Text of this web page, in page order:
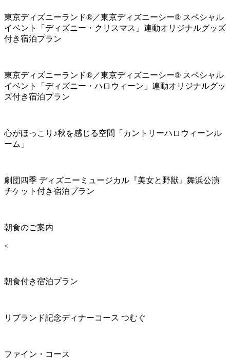
東京ディズニーランド®／東京ディズニーシー® スペシャル
イベント「ディズニー・クリスマス」連動オリジナルグッズ
付き宿泊プラン
東京ディズニーランド®／東京ディズニーシー® スペシャル
イベント「ディズニー・ハロウィーン」連動オリジナルグッ
ズ付き宿泊プラン
心がほっこり♪秋を感じる空間「カントリーハロウィーンル
ーム」
劇団四季 ディズニーミュージカル『美女と野獣』舞浜公演
チケット付き宿泊プラン
朝食のご案内
<
朝食付き宿泊プラン
リブランド記念ディナーコース つむぐ
ファイン・コース